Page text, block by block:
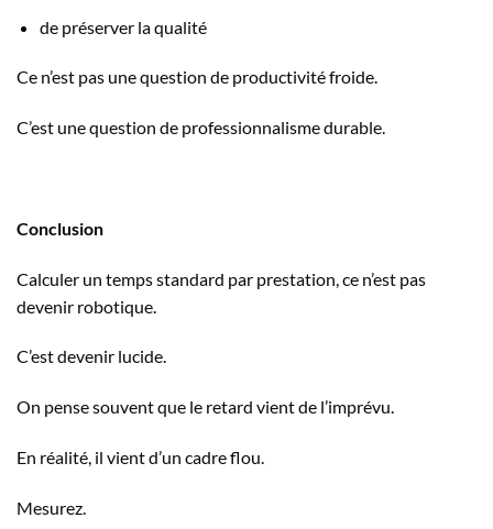
de préserver la qualité
Ce n’est pas une question de productivité froide.
C’est une question de professionnalisme durable.
Conclusion
Calculer un temps standard par prestation, ce n’est pas
devenir robotique.
C’est devenir lucide.
On pense souvent que le retard vient de l’imprévu.
En réalité, il vient d’un cadre flou.
Mesurez.